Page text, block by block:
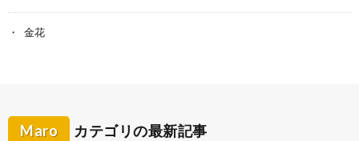
金花
Maro カテゴリの最新記事